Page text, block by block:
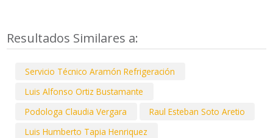
Resultados Similares a:
Servicio Técnico Aramón Refrigeración
Luis Alfonso Ortiz Bustamante
Podologa Claudia Vergara
Raul Esteban Soto Aretio
Luis Humberto Tapia Henriquez